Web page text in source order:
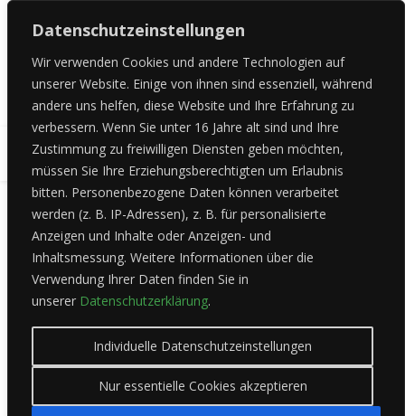
Datenschutzeinstellungen
Wir verwenden Cookies und andere Technologien auf
unserer Website. Einige von ihnen sind essenziell, während
andere uns helfen, diese Website und Ihre Erfahrung zu
verbessern. Wenn Sie unter 16 Jahre alt sind und Ihre
Zustimmung zu freiwilligen Diensten geben möchten,
müssen Sie Ihre Erziehungsberechtigten um Erlaubnis
bitten. Personenbezogene Daten können verarbeitet
werden (z. B. IP-Adressen), z. B. für personalisierte
Anzeigen und Inhalte oder Anzeigen- und
Inhaltsmessung. Weitere Informationen über die
Verwendung Ihrer Daten finden Sie in
unserer Datenschutzerklärung.
Individuelle Datenschutzeinstellungen
Nur essentielle Cookies akzeptieren
MENU
Kursübersicht
speziellen Bedürfnissen rufen Sie uns gerne an.
Pat's Language Cabinet